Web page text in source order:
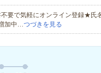
要で気軽にオンライン登録★氏
加中…つづきを見る